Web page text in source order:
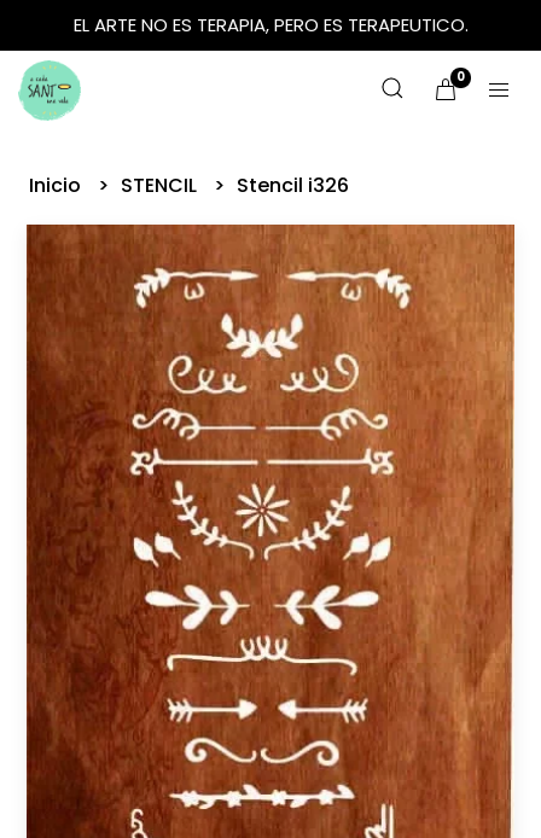
EL ARTE NO ES TERAPIA, PERO ES TERAPEUTICO.
0
Inicio STENCIL Stencil i326